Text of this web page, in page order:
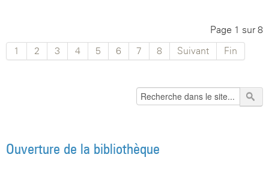
Page 1 sur 8
1
2 3 4 5 6 7 8 Suivant Fin
Ouverture de la bibliothèque